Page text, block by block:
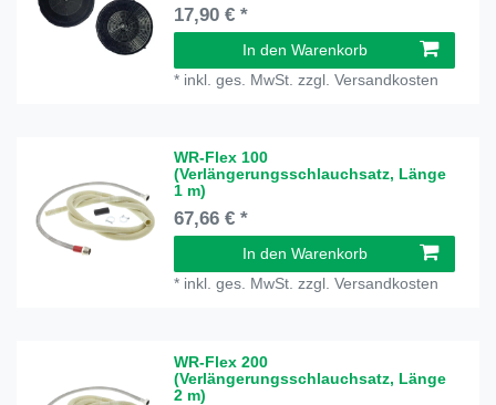
17,90 € *
In den Warenkorb
* inkl. ges. MwSt. zzgl.Versandkosten
WR-Flex 100
(Verlängerungsschlauchsatz, Länge
1 m)
67,66 € *
In den Warenkorb
* inkl. ges. MwSt. zzgl.Versandkosten
WR-Flex 200
(Verlängerungsschlauchsatz, Länge
2 m)